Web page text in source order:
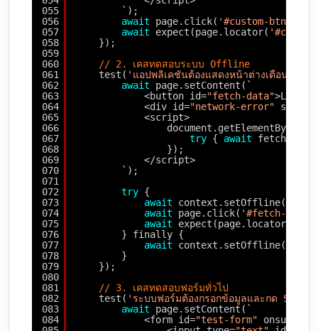
055
056
057
058
059
060
061
062
063
064
065
066
067
068
069
070
071
072
073
074
075
076
077
078
079
080
081
082
083
084
`);
await
page.click( '#custom-btn'
await
expect(page.locator( '#click-
});
// 2. เคสทดสอบระบบ Offline
test( 'แอปพลิเคชันต้องแสดงหน้าต่างเตือนเมื่อ
await
page.setContent(`
<button id="fetch-data">Load
<div id="network-error" style=
<script>
document.getElementById(
try { await fetch(
});
</script>
`);
try {
await
context.setOffline(
await
page.click( '#fetch-data'
await
expect(page.locator(
} finally {
await
context.setOffline(
}
});
// 3. เคสทดสอบฟอร์มทั่วไป
test( 'ระบบฟอร์มต้องกรอกข้อมูลและกด
await
page.setContent(`
<form id="test-form" onsubmit=